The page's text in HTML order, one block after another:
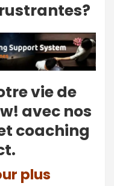
vie de
avec nos
coaching
plus